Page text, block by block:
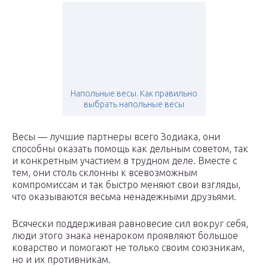
Напольные весы. Как правильно
выбрать напольные весы
Весы — лучшие партнеры всего Зодиака, они
способны оказать помощь как дельным советом, так
и конкретным участием в трудном деле. Вместе с
тем, они столь склонны к всевозможным
компромиссам и так быстро меняют свои взгляды,
что оказываются весьма ненадежными друзьями.
Всячески поддерживая равновесие сил вокруг себя,
люди этого знака ненароком проявляют большое
коварство и помогают не только своим союзникам,
но и их противникам.